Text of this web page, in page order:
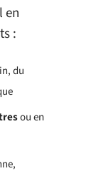
en
:
du
ou en